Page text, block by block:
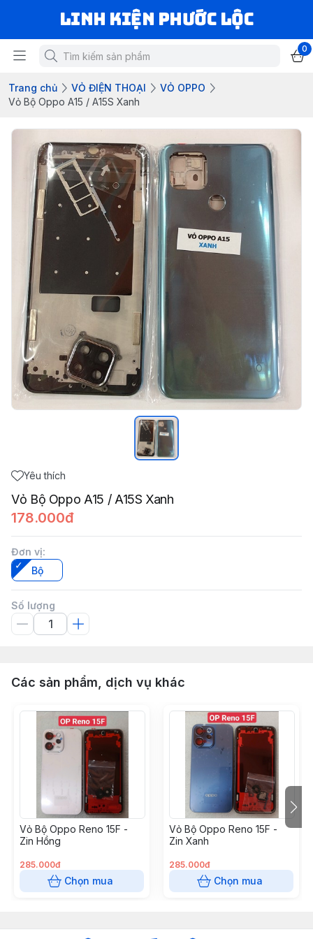
LINH KIỆN PHƯỚC LỘC
0
Trang chủ VỎ ĐIỆN THOẠI
VỎ OPPO
Vỏ Bộ Oppo A15 / A15S Xanh
Yêu thích
Vỏ Bộ Oppo A15 / A15S Xanh
178.000đ
Đơn vị:
Bộ
Số lượng
Các sản phẩm, dịch vụ khác
Vỏ Bộ Oppo Reno 15F -
Zin Hồng
285.000đ
Chọn mua
Vỏ Bộ Oppo Reno 15F -
Zin Xanh
285.000đ
Chọn mua